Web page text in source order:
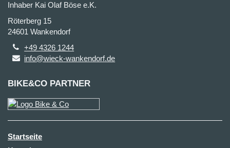
Inhaber Kai Olaf Böse e.K.
Röterberg 15
24601 Wankendorf
+49 4326 1244
info@wieck-wankendorf.de
BIKE&CO PARTNER
Startseite